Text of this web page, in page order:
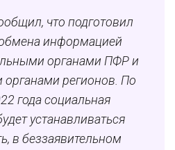
что подготовил
информацией
органами ПФР и
регионов. По
года социальная
устанавливаться
в беззаявительном